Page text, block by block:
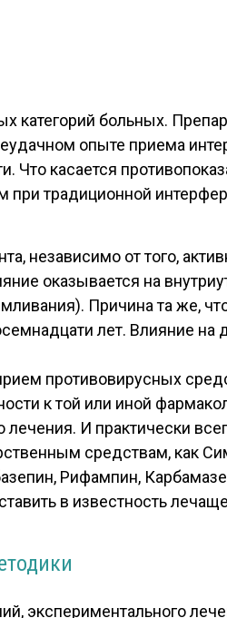
больных.
опыте приема
касается
традиционной
независимо от того,
оказывается на
Причина та же,
лет. Влияние на
противовирусных
к той или иной
И практически
средствам, как
Рифампин,
в известность
экспериментального